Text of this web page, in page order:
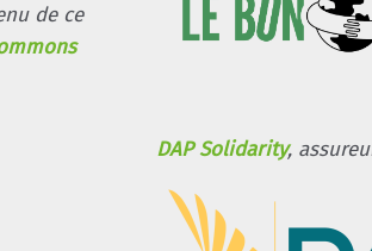
de ce
DAP Solidarity,